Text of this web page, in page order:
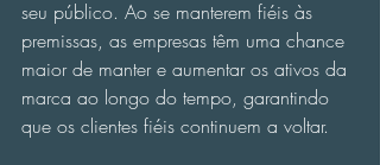
seu público. Ao se manterem fiéis às
premissas, as empresas têm uma chance
maior de manter e aumentar os ativos da
marca ao longo do tempo, garantindo
que os clientes fiéis continuem a voltar.